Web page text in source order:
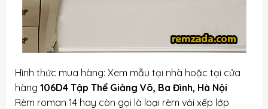
Hình thức mua hàng: Xem mẫu tại nhà hoặc tại cửa
hàng 106D4 Tập Thể Giảng Võ, Ba Đình, Hà Nội
Rèm roman 14 hay còn gọi là loại rèm vải xếp lớp